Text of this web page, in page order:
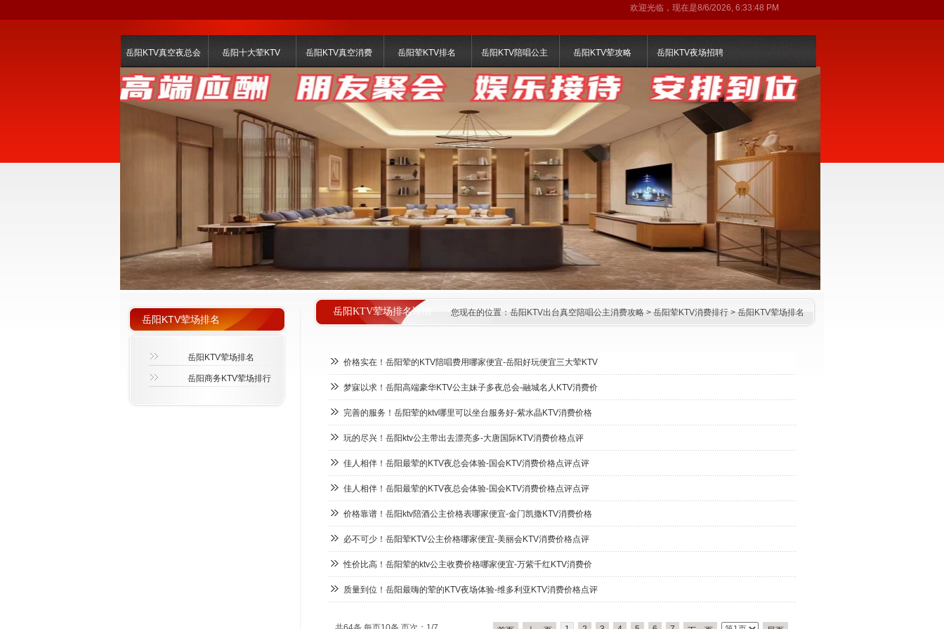
欢迎光临，现在是8/6/2026, 6:33:49 PM
岳阳KTV真空夜总会 岳阳十大荤KTV 岳阳KTV真空消费 岳阳荤KTV排名 岳阳KTV陪唱公主 岳阳KTV荤攻略 岳阳KTV夜场招聘
岳阳KTV荤场排名详情 您现在的位置： 岳阳KTV出台真空陪唱公主消费攻略 > 岳阳荤KTV消费排行 > 岳阳KTV荤场排名
岳阳KTV荤场排名
岳阳KTV荤场排名
岳阳商务KTV荤场排行
价格实在！岳阳荤的KTV陪唱费用哪家便宜-岳阳好玩便宜三大荤KTV
梦寐以求！岳阳高端豪华KTV公主妹子多夜总会-融城名人KTV消费价
完善的服务！岳阳荤的ktv哪里可以坐台服务好-紫水晶KTV消费价格
玩的尽兴！岳阳ktv公主带出去漂亮多-大唐国际KTV消费价格点评
佳人相伴！岳阳最荤的KTV夜总会体验-国会KTV消费价格点评点评
佳人相伴！岳阳最荤的KTV夜总会体验-国会KTV消费价格点评点评
价格靠谱！岳阳ktv陪酒公主价格表哪家便宜-金门凯撒KTV消费价格
必不可少！岳阳荤KTV公主价格哪家便宜-美丽会KTV消费价格点评
性价比高！岳阳荤的ktv公主收费价格哪家便宜-万紫千红KTV消费价
质量到位！岳阳最嗨的荤的KTV夜场体验-维多利亚KTV消费价格点评